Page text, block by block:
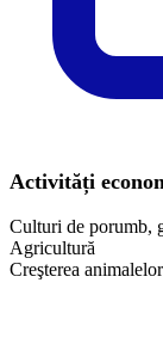
Activități
Culturi de porumb,
Agricultură
Creşterea animalelor